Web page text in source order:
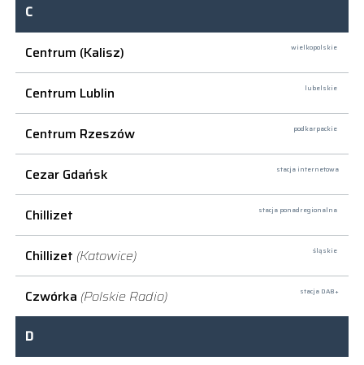
C
Centrum (Kalisz)
wielkopolskie
Centrum Lublin lubelskie
Centrum Rzeszów podkarpackie
Cezar Gdańsk stacja internetowa
Chillizet stacja ponadregionalna
Chillizet (Katowice) śląskie
Czwórka (Polskie Radio) stacja DAB+
D